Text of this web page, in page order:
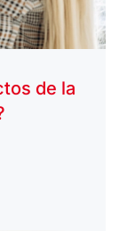
de la